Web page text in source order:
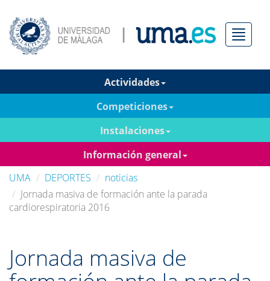
Menú
Actividades
Competiciones
Instalaciones
Información general
UMA
DEPORTES
noticias
Jornada masiva de formación ante la parada
cardiorespiratoria 2016
Jornada masiva de